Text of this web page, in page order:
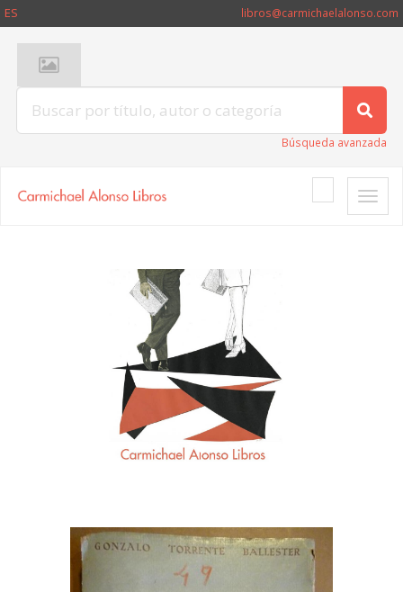
ES libros@carmichaelalonso.com
Búsqueda avanzada
Toggle